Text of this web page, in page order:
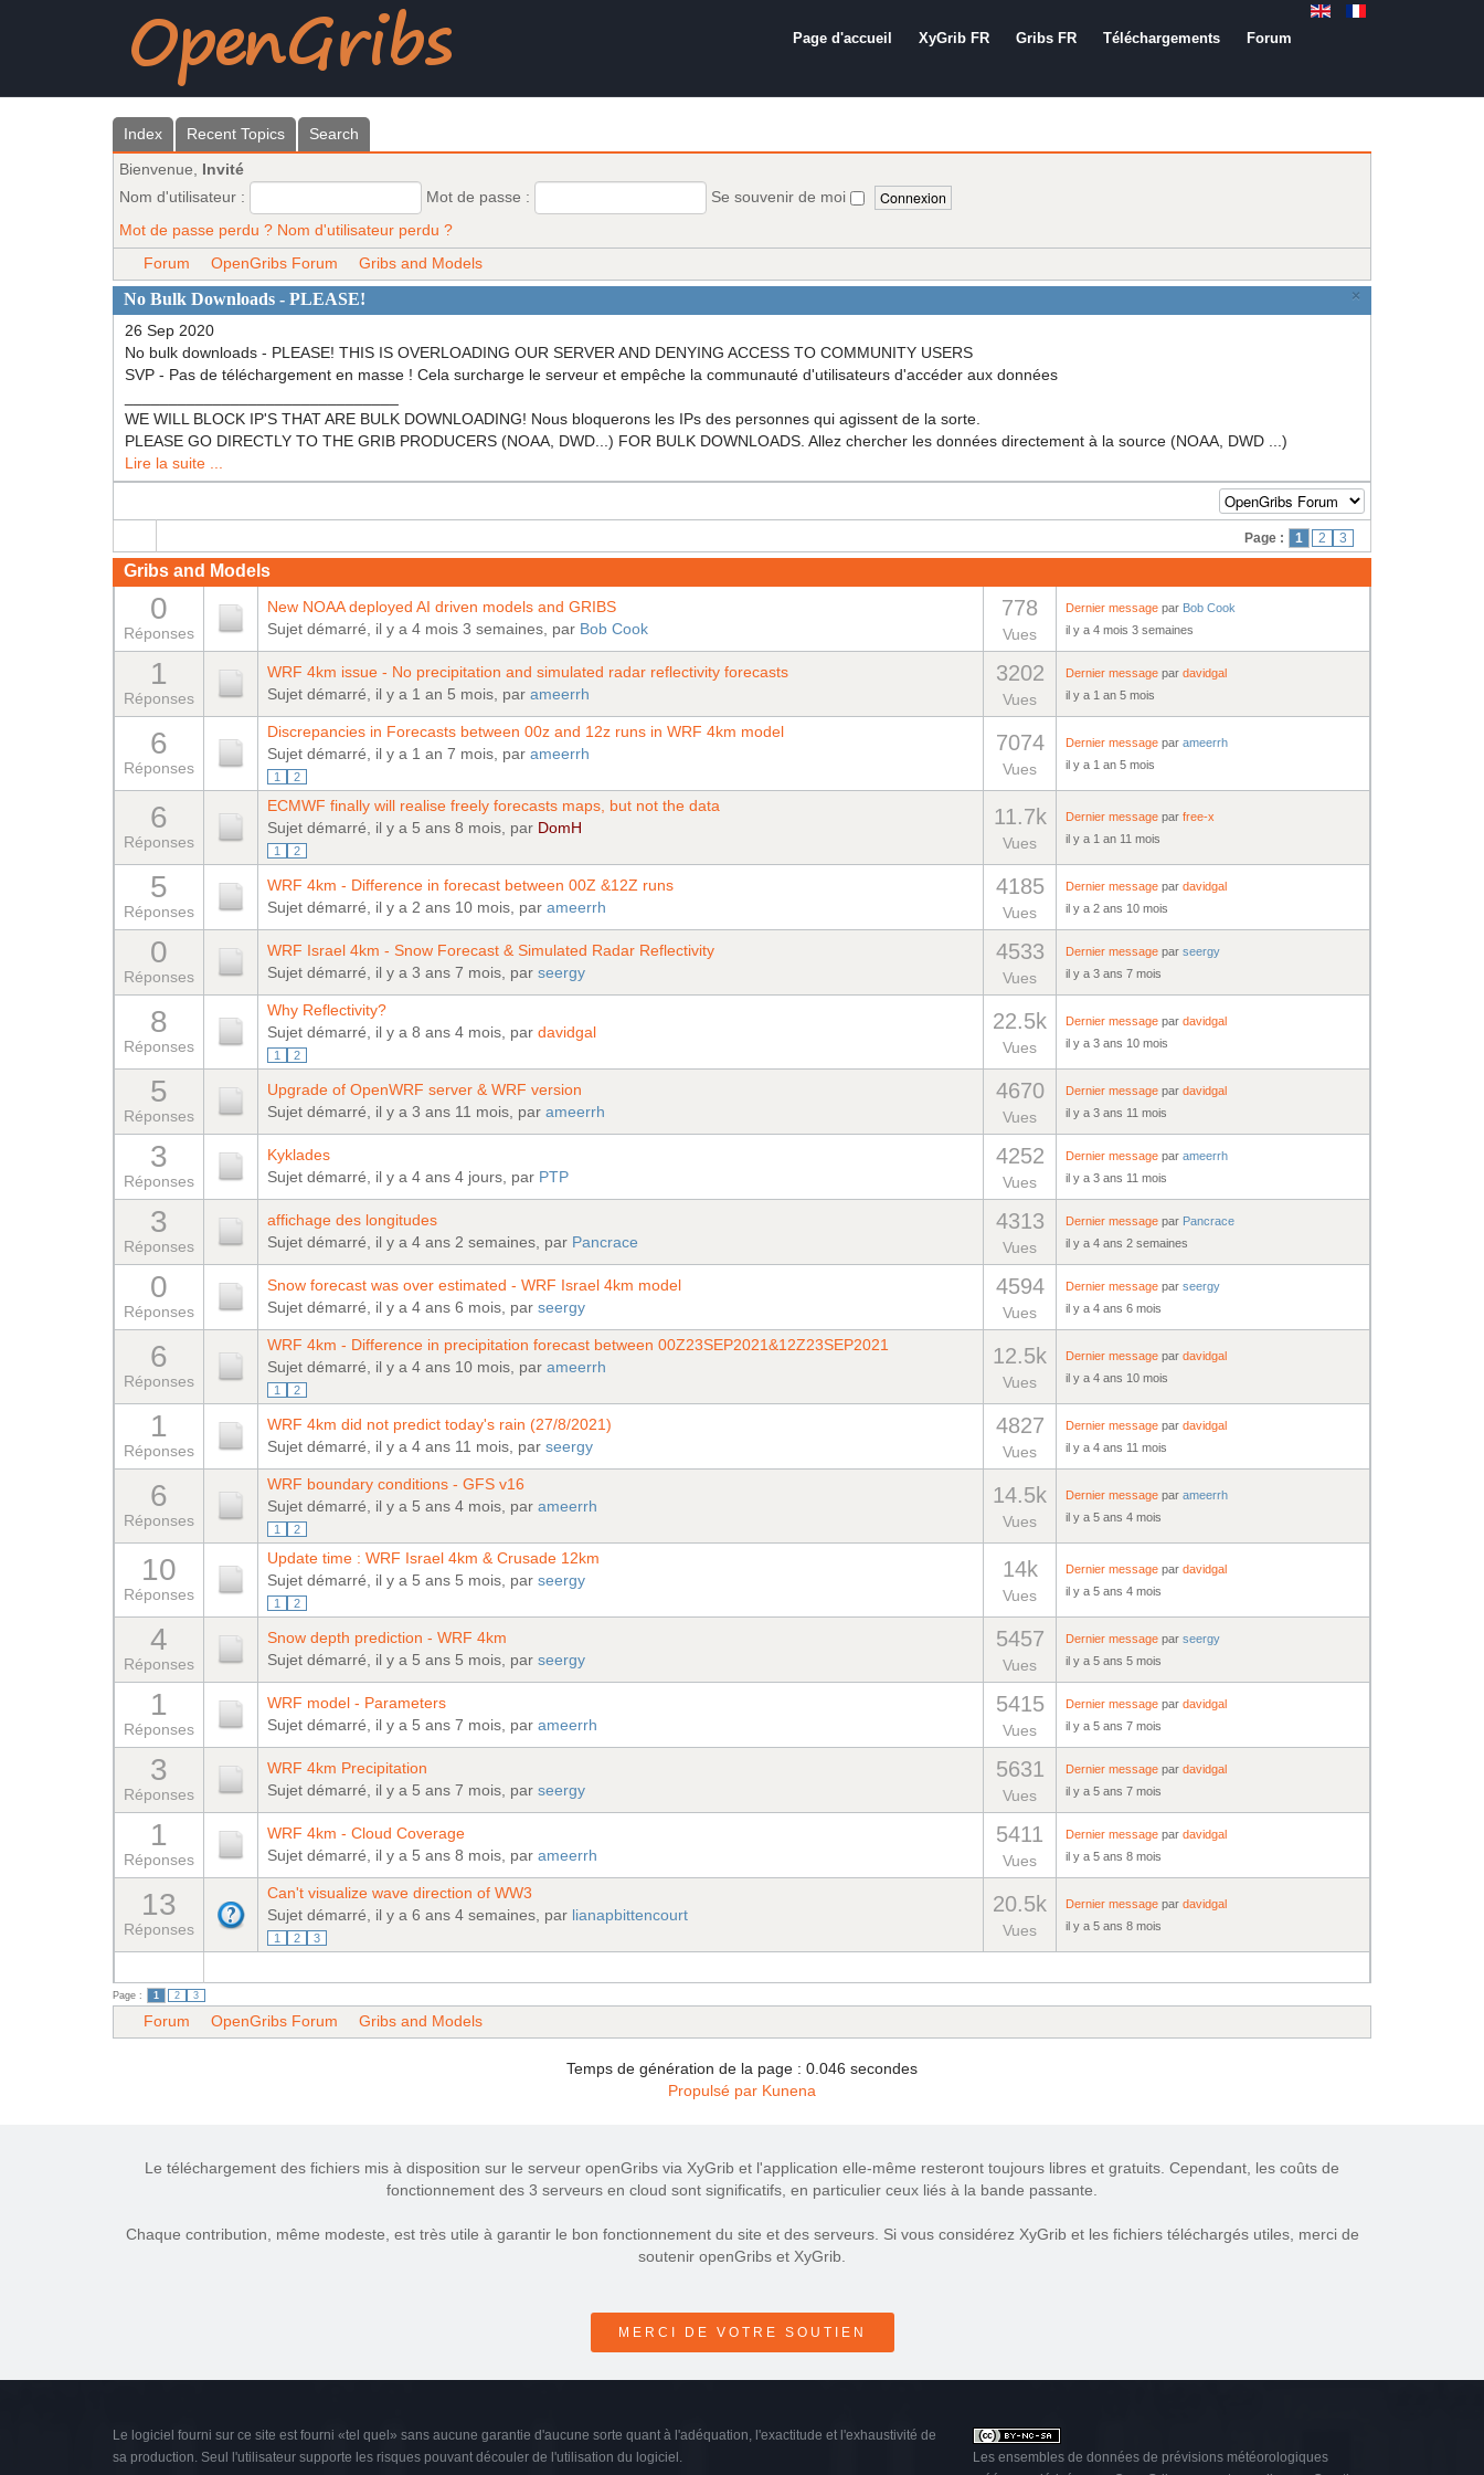
Page d'accueil XyGrib FR Gribs FR Téléchargements Forum
Index Recent Topics Search
Bienvenue,
Invité
Nom d'utilisateur :
Mot de passe : Se souvenir de moi
Mot de passe perdu ? Nom d'utilisateur perdu ?
Forum
OpenGribs Forum
Gribs and Models
×
No Bulk Downloads - PLEASE!
26 Sep 2020
No bulk downloads - PLEASE! THIS IS OVERLOADING OUR SERVER AND DENYING ACCESS TO COMMUNITY USERS
SVP - Pas de téléchargement en masse ! Cela surcharge le serveur et empêche la communauté d'utilisateurs d'accéder aux données
WE WILL BLOCK IP'S THAT ARE BULK DOWNLOADING! Nous bloquerons les IPs des personnes qui agissent de la sorte.
PLEASE GO DIRECTLY TO THE GRIB PRODUCERS (NOAA, DWD...) FOR BULK DOWNLOADS. Allez chercher les données directement à la source (NOAA, DWD ...)
Lire la suite ...
Page : 1 2 3
Gribs and Models
0
Réponses
New NOAA deployed AI driven models and GRIBS
Sujet démarré, il y a 4 mois 3 semaines, par Bob Cook
778
Vues
Dernier message par Bob Cook
il y a 4 mois 3 semaines
1
Réponses
WRF 4km issue - No precipitation and simulated radar reflectivity forecasts
Sujet démarré, il y a 1 an 5 mois, par ameerrh
3202
Vues
Dernier message par davidgal
il y a 1 an 5 mois
6
Réponses
Discrepancies in Forecasts between 00z and 12z runs in WRF 4km model
Sujet démarré, il y a 1 an 7 mois, par ameerrh
1 2
7074
Vues
Dernier message par ameerrh
il y a 1 an 5 mois
6
Réponses
ECMWF finally will realise freely forecasts maps, but not the data
Sujet démarré, il y a 5 ans 8 mois, par DomH
1 2
11.7k
Vues
Dernier message par free-x
il y a 1 an 11 mois
5
Réponses
WRF 4km - Difference in forecast between 00Z &12Z runs
Sujet démarré, il y a 2 ans 10 mois, par ameerrh
4185
Vues
Dernier message par davidgal
il y a 2 ans 10 mois
0
Réponses
WRF Israel 4km - Snow Forecast & Simulated Radar Reflectivity
Sujet démarré, il y a 3 ans 7 mois, par seergy
4533
Vues
Dernier message par seergy
il y a 3 ans 7 mois
8
Réponses
Why Reflectivity?
Sujet démarré, il y a 8 ans 4 mois, par davidgal
1 2
22.5k
Vues
Dernier message par davidgal
il y a 3 ans 10 mois
5
Réponses
Upgrade of OpenWRF server & WRF version
Sujet démarré, il y a 3 ans 11 mois, par ameerrh
4670
Vues
Dernier message par davidgal
il y a 3 ans 11 mois
3
Réponses
Kyklades
Sujet démarré, il y a 4 ans 4 jours, par PTP
4252
Vues
Dernier message par ameerrh
il y a 3 ans 11 mois
3
Réponses
affichage des longitudes
Sujet démarré, il y a 4 ans 2 semaines, par Pancrace
4313
Vues
Dernier message par Pancrace
il y a 4 ans 2 semaines
0
Réponses
Snow forecast was over estimated - WRF Israel 4km model
Sujet démarré, il y a 4 ans 6 mois, par seergy
4594
Vues
Dernier message par seergy
il y a 4 ans 6 mois
6
Réponses
WRF 4km - Difference in precipitation forecast between 00Z23SEP2021&12Z23SEP2021
Sujet démarré, il y a 4 ans 10 mois, par ameerrh
1 2
12.5k
Vues
Dernier message par davidgal
il y a 4 ans 10 mois
1
Réponses
WRF 4km did not predict today's rain (27/8/2021)
Sujet démarré, il y a 4 ans 11 mois, par seergy
4827
Vues
Dernier message par davidgal
il y a 4 ans 11 mois
6
Réponses
WRF boundary conditions - GFS v16
Sujet démarré, il y a 5 ans 4 mois, par ameerrh
1 2
14.5k
Vues
Dernier message par ameerrh
il y a 5 ans 4 mois
10
Réponses
Update time : WRF Israel 4km & Crusade 12km
Sujet démarré, il y a 5 ans 5 mois, par seergy
1 2
14k
Vues
Dernier message par davidgal
il y a 5 ans 4 mois
4
Réponses
Snow depth prediction - WRF 4km
Sujet démarré, il y a 5 ans 5 mois, par seergy
5457
Vues
Dernier message par seergy
il y a 5 ans 5 mois
1
Réponses
WRF model - Parameters
Sujet démarré, il y a 5 ans 7 mois, par ameerrh
5415
Vues
Dernier message par davidgal
il y a 5 ans 7 mois
3
Réponses
WRF 4km Precipitation
Sujet démarré, il y a 5 ans 7 mois, par seergy
5631
Vues
Dernier message par davidgal
il y a 5 ans 7 mois
1
Réponses
WRF 4km - Cloud Coverage
Sujet démarré, il y a 5 ans 8 mois, par ameerrh
5411
Vues
Dernier message par davidgal
il y a 5 ans 8 mois
13
Réponses
Can't visualize wave direction of WW3
Sujet démarré, il y a 6 ans 4 semaines, par lianapbittencourt
1 2 3
20.5k
Vues
Dernier message par davidgal
il y a 5 ans 8 mois
Page : 1 2 3
Forum OpenGribs Forum Gribs and Models
Temps de génération de la page : 0.046 secondes
Propulsé par Kunena
Le téléchargement des fichiers mis à disposition sur le serveur openGribs via XyGrib et l'application elle-même resteront toujours libres et gratuits. Cependant, les coûts de
fonctionnement des 3 serveurs en cloud sont significatifs, en particulier ceux liés à la bande passante.
Chaque contribution, même modeste, est très utile à garantir le bon fonctionnement du site et des serveurs. Si vous considérez XyGrib et les fichiers téléchargés utiles, merci de
soutenir openGribs et XyGrib.
MERCI DE VOTRE SOUTIEN
Le logiciel fourni sur ce site est fourni «tel quel» sans aucune garantie d'aucune sorte quant à l'adéquation, l'exactitude et l'exhaustivité de
sa production. Seul l'utilisateur supporte les risques pouvant découler de l'utilisation du logiciel.
Les ensembles de données de prévisions météorologiques